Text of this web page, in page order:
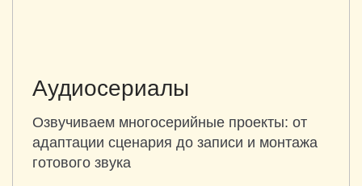
Аудиосериалы
Озвучиваем многосерийные проекты: от
адаптации сценария до записи и монтажа
готового звука